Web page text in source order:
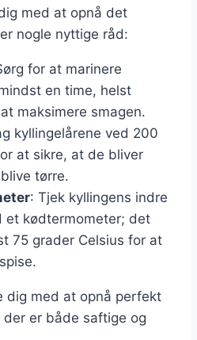
med at opnå det
nogle nyttige råd:
for at marinere
en time, helst
maksimere smagen.
kyllingelårene ved 200
at sikre, at de bliver
tørre.
: Tjek kyllingens indre
et kødtermometer; det
75 grader Celsius for at
dig med at opnå perfekt
er både saftige og